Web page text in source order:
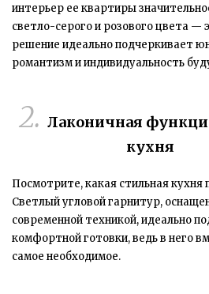
интерьер ее квартиры
светло-серого и розового цвета —
решение идеально подчеркивает
романтизм и индивидуальность
Лаконичная
кухня
Посмотрите, какая стильная кухня
Светлый угловой гарнитур,
современной техникой, идеально
комфортной готовки, ведь в него
самое необходимое.